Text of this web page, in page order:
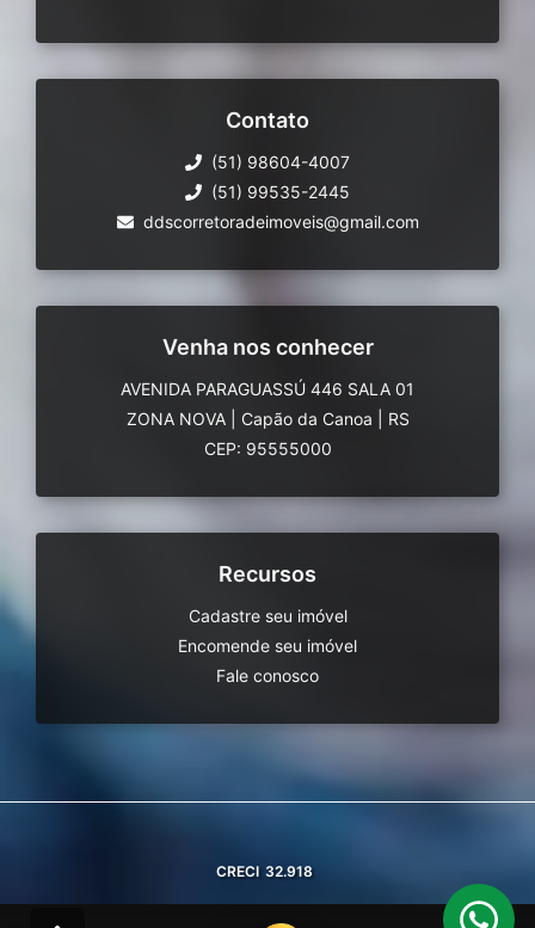
Contato
(51) 98604-4007
(51) 99535-2445
ddscorretoradeimoveis@gmail.com
Venha nos conhecer
AVENIDA PARAGUASSÚ 446 SALA 01
ZONA NOVA
Capão da Canoa
RS
CEP: 95555000
Recursos
Cadastre seu imóvel
Encomende seu imóvel
Fale conosco
CRECI 32.918